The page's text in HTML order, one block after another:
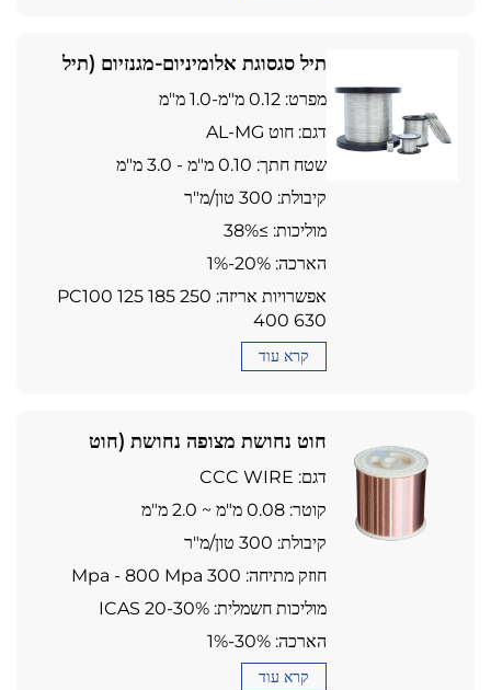
תיל סגסוגת אלומיניום-מגנזיום (תיל
סגסוגת AL-MG)
מפרט: 0.12 מ"מ-1.0 מ"מ
דגם: חוט AL-MG
שטח חתך: 0.10 מ"מ - 3.0 מ"מ
קיבולת: 300 טון/מ"ר
מוליכות: ≥38%
הארכה: 1%-20%
אפשרויות אריזה: PC100 125 185 250
400 630
קרא עוד
חוט נחושת מצופה נחושת (חוט
CCC)
דגם: CCC WIRE
קוטר: 0.08 מ"מ ~ 2.0 מ"מ
קיבולת: 300 טון/מ"ר
חוזק מתיחה: 300 Mpa - 800 Mpa
מוליכות חשמלית: 20-30% ICAS
הארכה: 1%-30%
קרא עוד